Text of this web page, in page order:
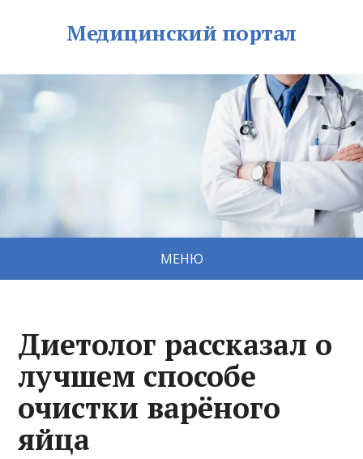
Медицинский портал
МЕНЮ
Диетолог рассказал о
лучшем способе
очистки варёного
яйца